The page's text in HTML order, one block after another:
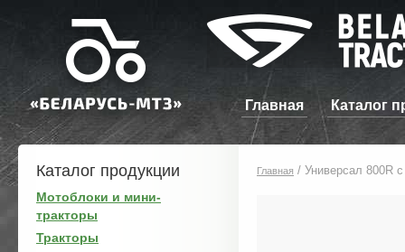
Главная Каталог
Каталог продукции
Мотоблоки и мини-
тракторы
Тракторы
Главная / Универсал 800R